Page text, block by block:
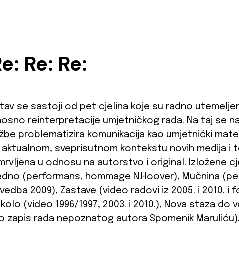
Re: Re:
se sastoji od pet cjelina koje su radno
reinterpretacije umjetničkog rada. Na taj se
problematizira komunikacija kao umjetnički
aktualnom, sveprisutnom kontekstu novih medija i
u odnosu na autorstvo i original. Izložene
(performans, hommage N.Hoover), Mučnina
2009), Zastave (video radovi iz 2005. i 2010. i
(video 1996/1997, 2003. i 2010.), Nova staza do
zapis rada nepoznatog autora Spomenik Maruliću).